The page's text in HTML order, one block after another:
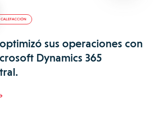
sus operaciones con
Dynamics 365